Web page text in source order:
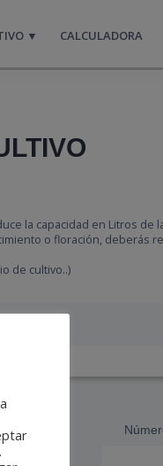
▼ CALCULADORA
la capacidad en Litros de
o floración, deberás
de cultivo..)